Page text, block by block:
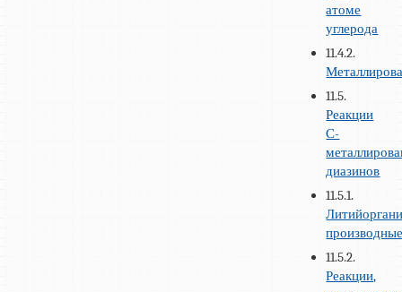
атоме
углерода
11.4.2.
11.5.
Реакции
С-
диазинов
11.5.1.
11.5.2.
Реакции,